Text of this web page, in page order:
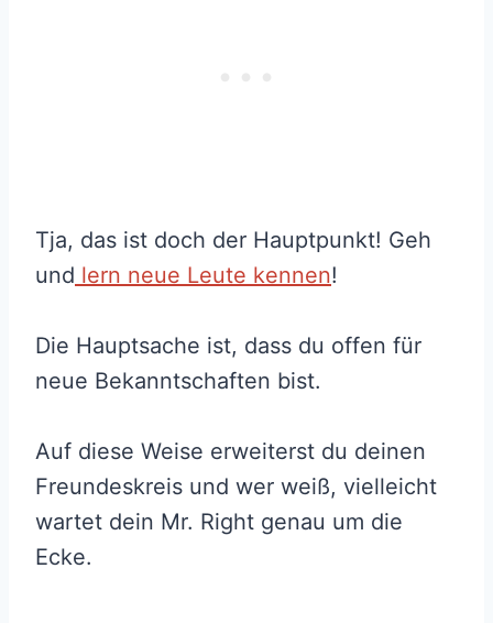
Tja, das ist doch der Hauptpunkt! Geh
und lern neue Leute kennen!
Die Hauptsache ist, dass du offen für
neue Bekanntschaften bist.
Auf diese Weise erweiterst du deinen
Freundeskreis und wer weiß, vielleicht
wartet dein Mr. Right genau um die
Ecke.